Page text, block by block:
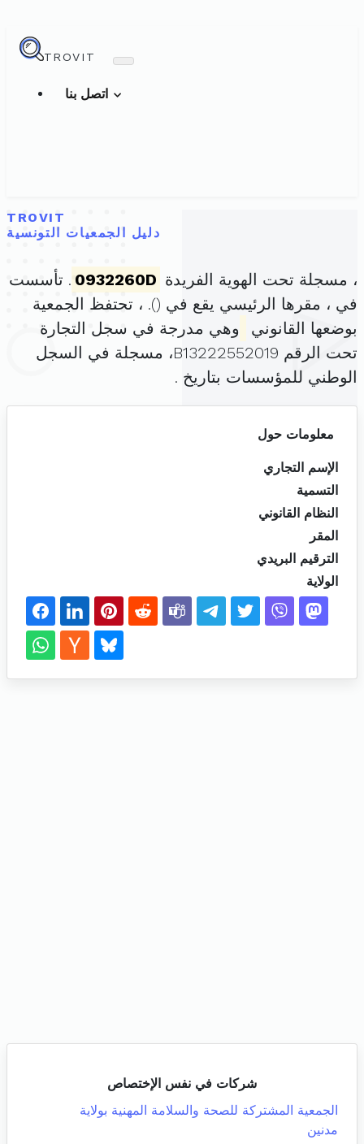
TROVIT
TROVIT
دليل الجمعيات التونسية
، مسجلة تحت الهوية الفريدة 0932260D . تأسست
في ، مقرها الرئيسي يقع في (). ، تحتفظ الجمعية
بوضعها القانوني
وهي مدرجة في سجل التجارة
تحت الرقم B13222552019، مسجلة في السجل
الوطني للمؤسسات بتاريخ .
معلومات حول
الإسم التجاري
التسمية
النظام القانوني
المقر
الترقيم البريدي
الولاية
شركات في نفس الإختصاص
الجمعية المشتركة للصحة والسلامة المهنية بولاية
مدنين